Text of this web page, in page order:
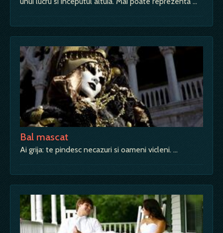
Bal mascat
Ai grija: te pindesc necazuri si oameni vicleni. …